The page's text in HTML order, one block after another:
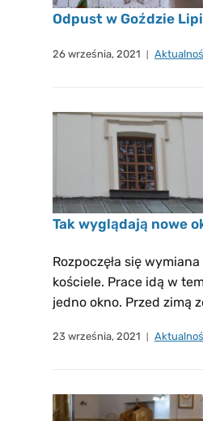
Odpust w Goździe
26 września, 2021
Tak wyglądają nowe
Rozpoczęła się
kościele. Prace idą w
jedno okno. Przed zimą
23 września, 2021